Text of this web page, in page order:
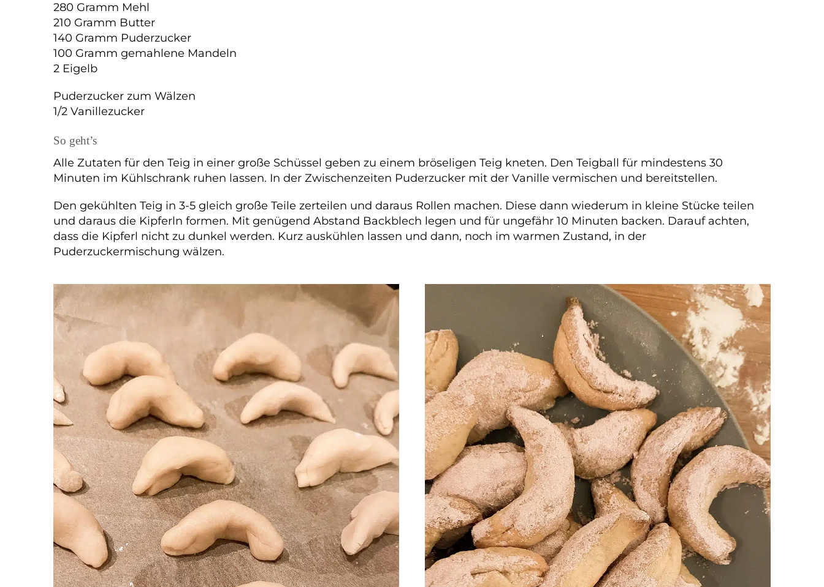
280 Gramm Mehl
210 Gramm Butter
140 Gramm Puderzucker
100 Gramm gemahlene Mandeln
2 Eigelb
Puderzucker zum Wälzen
1/2 Vanillezucker
So geht’s
Alle Zutaten für den Teig in einer große Schüssel geben zu einem bröseligen Teig kneten. Den Teigball für mindestens 30
Minuten im Kühlschrank ruhen lassen. In der Zwischenzeiten Puderzucker mit der Vanille vermischen und bereitstellen.
Den gekühlten Teig in 3-5 gleich große Teile zerteilen und daraus Rollen machen. Diese dann wiederum in kleine Stücke teilen
und daraus die Kipferln formen. Mit genügend Abstand Backblech legen und für ungefähr 10 Minuten backen. Darauf achten,
dass die Kipferl nicht zu dunkel werden. Kurz auskühlen lassen und dann, noch im warmen Zustand, in der
Puderzuckermischung wälzen.